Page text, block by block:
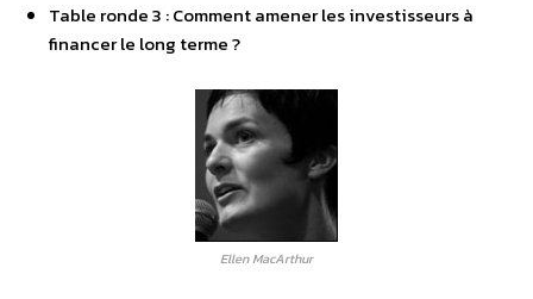
Table ronde 3 : Comment amener les investisseurs à
financer le long terme ?
Ellen MacArthur